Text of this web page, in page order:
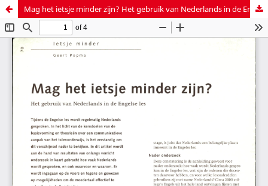
Mag het ietsje minder zijn? Het gebruik van Nederlands in de Engelse les